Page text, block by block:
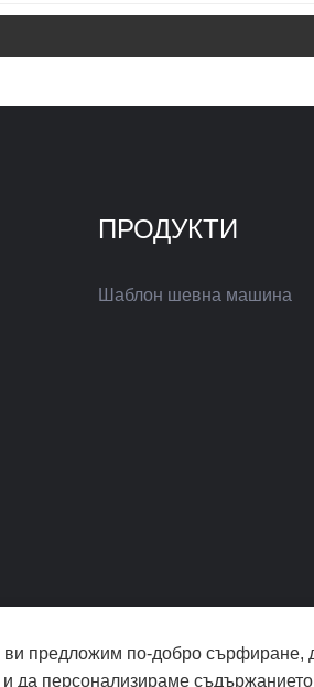
ПРОДУКТИ
Шаблон шевна машина
ви предложим по-добро сърфиране,
да персонализираме